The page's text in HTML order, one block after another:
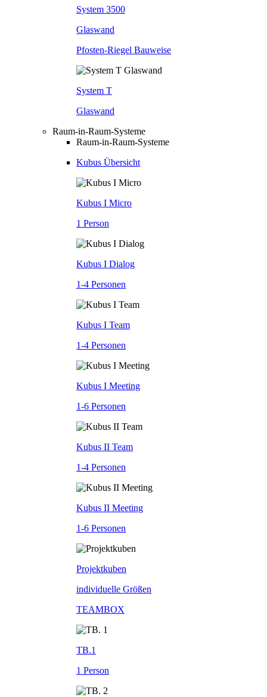
System 3500
Glaswand
Pfosten-Riegel Bauweise
System T
Glaswand
Raum-in-Raum-Systeme
Raum-in-Raum-Systeme
Kubus Übersicht
Kubus I Micro
1 Person
Kubus I Dialog
1-4 Personen
Kubus I Team
1-4 Personen
Kubus I Meeting
1-6 Personen
Kubus II Team
1-4 Personen
Kubus II Meeting
1-6 Personen
Projektkuben
individuelle Größen
TEAMBOX
TB.1
1 Person